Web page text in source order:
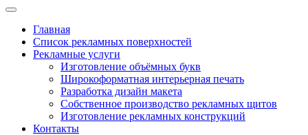
Главная
Список рекламных поверхностей
Рекламные услуги
Изготовление объёмных букв
Широкоформатная интерьерная печать
Разработка дизайн макета
Собственное производство рекламных щитов
Изготовление рекламных конструкций
Контакты